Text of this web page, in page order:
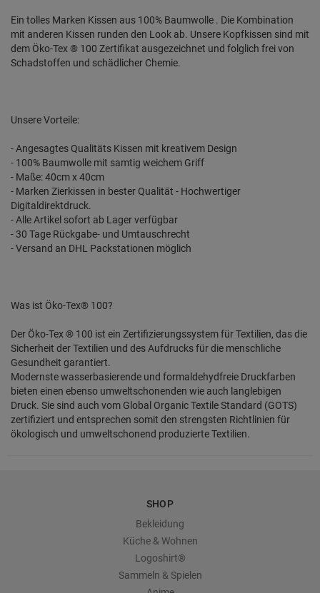
Ein tolles Marken Kissen aus 100% Baumwolle . Die Kombination
mit anderen Kissen runden den Look ab. Unsere Kopfkissen sind mit
dem Öko-Tex ® 100 Zertifikat ausgezeichnet und folglich frei von
Schadstoffen und schädlicher Chemie.
Unsere Vorteile:
- Angesagtes Qualitäts Kissen mit kreativem Design
- 100% Baumwolle mit samtig weichem Griff
- Maße: 40cm x 40cm
- Marken Zierkissen in bester Qualität - Hochwertiger
Digitaldirektdruck.
- Alle Artikel sofort ab Lager verfügbar
- 30 Tage Rückgabe- und Umtauschrecht
- Versand an DHL Packstationen möglich
Was ist Öko-Tex® 100?
Der Öko-Tex ® 100 ist ein Zertifizierungssystem für Textilien, das die
Sicherheit der Textilien und des Aufdrucks für die menschliche
Gesundheit garantiert.
Modernste wasserbasierende und formaldehydfreie Druckfarben
bieten einen ebenso umweltschonenden wie auch langlebigen
Druck. Sie sind auch vom Global Organic Textile Standard (GOTS)
zertifiziert und entsprechen somit den strengsten Richtlinien für
ökologisch und umweltschonend produzierte Textilien.
SHOP
Bekleidung
Küche & Wohnen
Logoshirt®
Sammeln & Spielen